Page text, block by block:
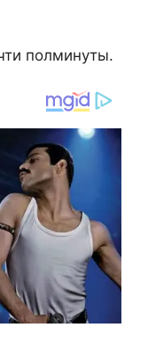
полминуты.